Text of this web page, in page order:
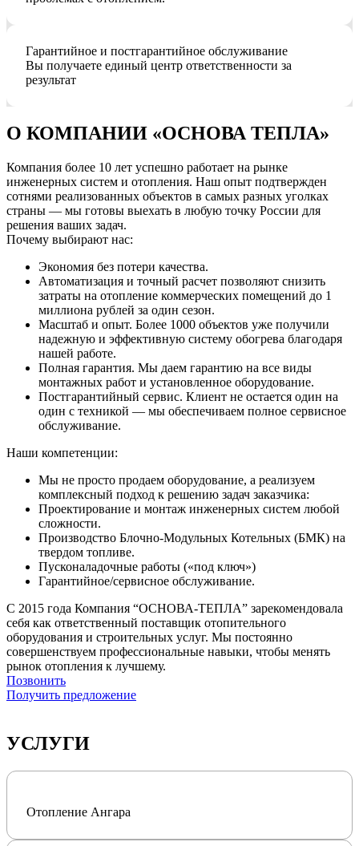
Гарантийное и постгарантийное обслуживание
Вы получаете единый центр ответственности за
результат
О КОМПАНИИ «ОСНОВА ТЕПЛА»
Компания более 10 лет успешно работает на рынке
инженерных систем и отопления. Наш опыт подтвержден
сотнями реализованных объектов в самых разных уголках
страны — мы готовы выехать в любую точку России для
решения ваших задач.
Почему выбирают нас:
Экономия без потери качества.
Автоматизация и точный расчет позволяют снизить
затраты на отопление коммерческих помещений до 1
миллиона рублей за один сезон.
Масштаб и опыт. Более 1000 объектов уже получили
надежную и эффективную систему обогрева благодаря
нашей работе.
Полная гарантия. Мы даем гарантию на все виды
монтажных работ и установленное оборудование.
Постгарантийный сервис. Клиент не остается один на
один с техникой — мы обеспечиваем полное сервисное
обслуживание.
Наши компетенции:
Мы не просто продаем оборудование, а реализуем
комплексный подход к решению задач заказчика:
Проектирование и монтаж инженерных систем любой
сложности.
Производство Блочно-Модульных Котельных (БМК) на
твердом топливе.
Пусконаладочные работы («под ключ»)
Гарантийное/сервисное обслуживание.
С 2015 года Компания “ОСНОВА-ТЕПЛА” зарекомендовала
себя как ответственный поставщик отопительного
оборудования и строительных услуг. Мы постоянно
совершенствуем профессиональные навыки, чтобы менять
рынок отопления к лучшему.
Позвонить
Получить предложение
УСЛУГИ
Отопление Ангара